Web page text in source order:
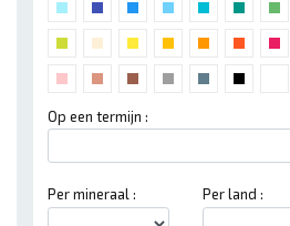
Op een termijn :
Per mineraal : Per land :